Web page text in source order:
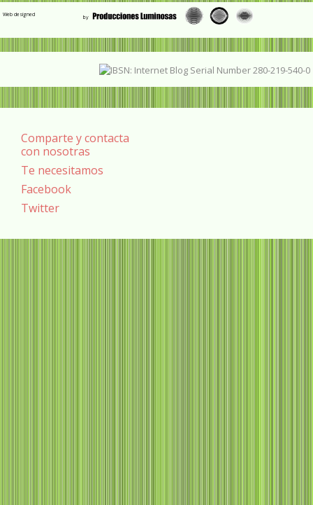
Web designed
Comparte y contacta
con nosotras
Te necesitamos
Facebook
Twitter